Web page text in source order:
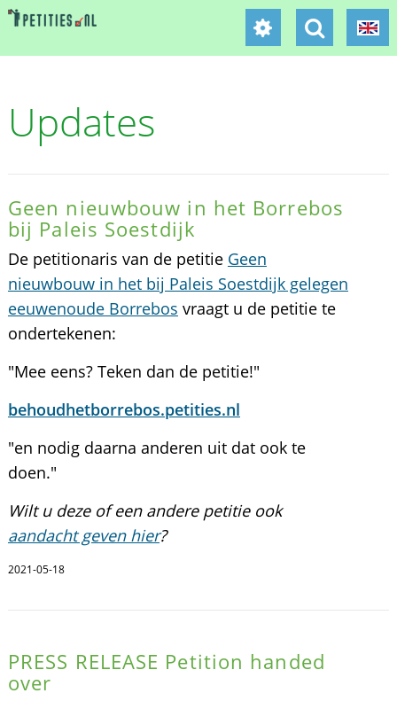
Updates
Geen nieuwbouw in het Borrebos
bij Paleis Soestdijk
De petitionaris van de petitie Geen
nieuwbouw in het bij Paleis Soestdijk gelegen
eeuwenoude Borrebos vraagt u de petitie te
ondertekenen:
"Mee eens? Teken dan de petitie!"
behoudhetborrebos.petities.nl
"en nodig daarna anderen uit dat ook te
doen."
Wilt u deze of een andere petitie ook
aandacht geven hier?
2021-05-18
PRESS RELEASE Petition handed
over